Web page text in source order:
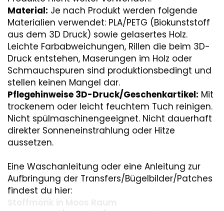
Material: Je nach Produkt werden folgende
Materialien verwendet: PLA/PETG (Biokunststoff
aus dem 3D Druck) sowie gelasertes Holz.
Leichte Farbabweichungen, Rillen die beim 3D-
Druck entstehen, Maserungen im Holz oder
Schmauchspuren sind produktionsbedingt und
stellen keinen Mangel dar.
Pflegehinweise 3D-Druck/Geschenkartikel: Mit
trockenem oder leicht feuchtem Tuch reinigen.
Nicht spülmaschinengeeignet. Nicht dauerhaft
direkter Sonneneinstrahlung oder Hitze
aussetzen.
Eine Waschanleitung oder eine Anleitung zur
Aufbringung der Transfers/Bügelbilder/Patches
findest du hier: